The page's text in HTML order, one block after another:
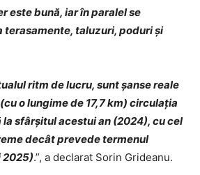
este bună, iar în paralel se
terasamente, taluzuri, poduri și
ritm de lucru, sunt șanse reale
o lungime de 17,7 km) circulația
la sfârșitul acestui an (2024), cu cel
decât prevede termenul
2025).”, a declarat Sorin Grideanu.